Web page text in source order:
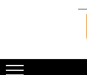
Refrigerare
Dulapuri Frigorifice